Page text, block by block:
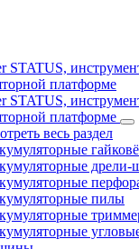
STATUS,
платформе
STATUS,
платформе
весь раздел
дрели-
пилы